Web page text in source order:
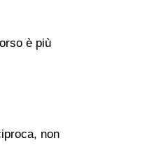
è più
non